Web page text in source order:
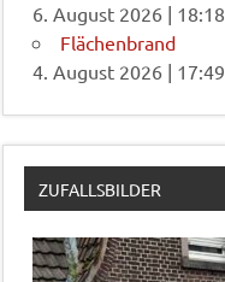
6. August 2026 | 18:18
Flächenbrand
4. August 2026 | 17:49
ZUFALLSBILDER